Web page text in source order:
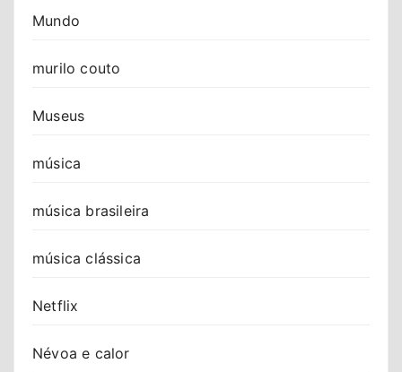
Mundo
murilo couto
Museus
música
música brasileira
música clássica
Netflix
Névoa e calor